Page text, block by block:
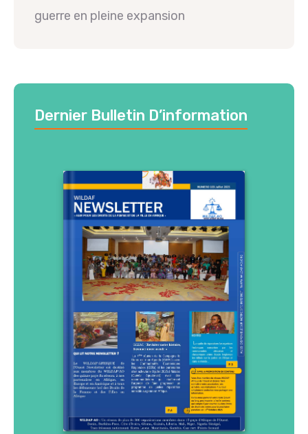
guerre en pleine expansion
Dernier Bulletin D’information